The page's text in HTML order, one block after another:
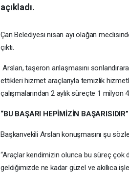
açıkladı.
Çan Belediyesi nisan ayı olağan
çıktı.
Arslan, taşeron anlaşmasını
ettikleri hizmet araçlarıyla temizlik
çalışmalarından 2 aylık süreçte 1
“BU BAŞARI HEPİMİZİN BAŞARISIDIR”
Başkanvekili Arslan konuşmasını şu
“Araçlar kendimizin olunca bu süreç çok
geldiğimizde ne kadar güzel ve akıllıca